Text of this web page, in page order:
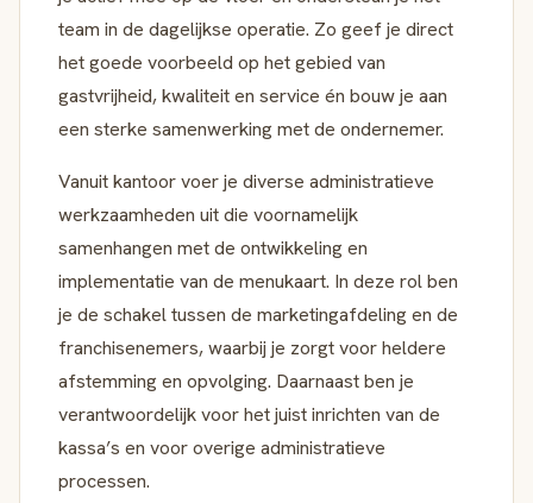
team in de dagelijkse operatie. Zo geef je direct
het goede voorbeeld op het gebied van
gastvrijheid, kwaliteit en service én bouw je aan
een sterke samenwerking met de ondernemer.
Vanuit kantoor voer je diverse administratieve
werkzaamheden uit die voornamelijk
samenhangen met de ontwikkeling en
implementatie van de menukaart. In deze rol ben
je de schakel tussen de marketingafdeling en de
franchisenemers, waarbij je zorgt voor heldere
afstemming en opvolging. Daarnaast ben je
verantwoordelijk voor het juist inrichten van de
kassa’s en voor overige administratieve
processen.